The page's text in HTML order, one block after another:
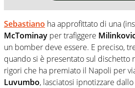
Sebastiano ha approfittato di una
McTominay per trafiggere
un bomber deve essere. E preciso,
quando si è presentato sul dischetto
rigori che ha premiato il Napoli per
Luvumbo, lasciatosi ipnotizzare